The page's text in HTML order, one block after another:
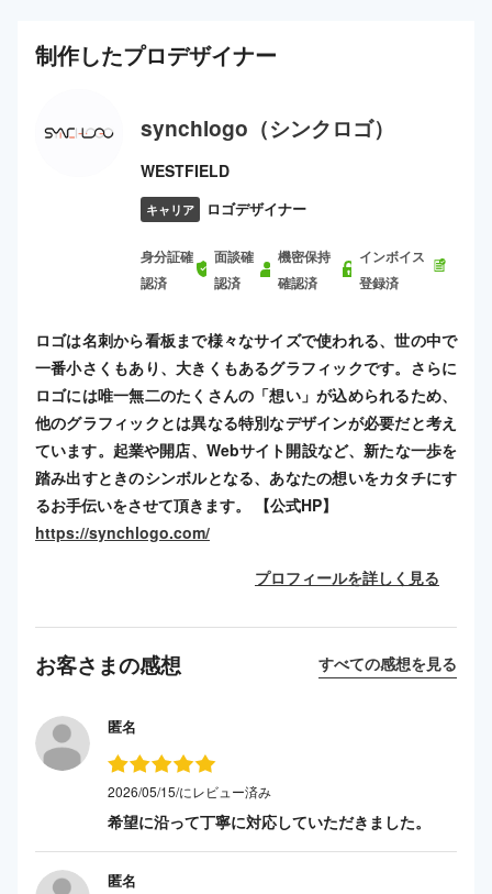
制作したプロデザイナー
synchlogo（シンクロゴ）
WESTFIELD
キャリア ロゴデザイナー
身分証確
認済
面談確
認済
機密保持
確認済
インボイス
登録済
ロゴは名刺から看板まで様々なサイズで使われる、世の中で
一番小さくもあり、大きくもあるグラフィックです。さらに
ロゴには唯一無二のたくさんの「想い」が込められるため、
他のグラフィックとは異なる特別なデザインが必要だと考え
ています。起業や開店、Webサイト開設など、新たな一歩を
踏み出すときのシンボルとなる、あなたの想いをカタチにす
るお手伝いをさせて頂きます。 【公式HP】
https://synchlogo.com/
プロフィールを詳しく見る
お客さまの感想 すべての感想を見る
匿名
2026/05/15/にレビュー済み
希望に沿って丁寧に対応していただきました。
匿名